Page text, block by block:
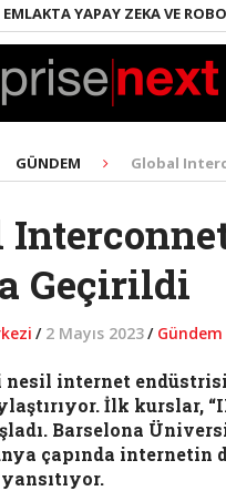
YAPAY ZEKA VE ROBOTIK
GÜNDEM Global
Geçirildi
/ 2 Mayıs 2023/ Gündem
nesil internet
İlk kurslar,
Barselona
çapında